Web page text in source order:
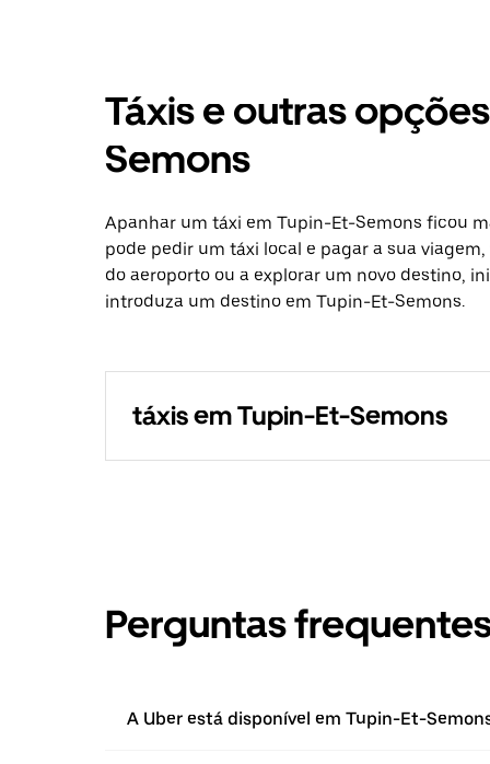
Táxis e outras
Semons
Apanhar um táxi em Tupin-Et-Semons ficou
pode pedir um táxi local e pagar a sua
do aeroporto ou a explorar um novo destino,
introduza um destino em Tupin-Et-Semons.
táxis em Tupin-Et-Semons
Perguntas
A Uber está disponível em Tupin-Et-